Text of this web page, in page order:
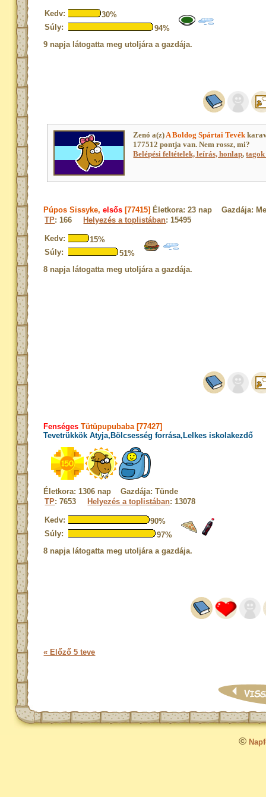
Kedv:
30%
Súly:
94%
9 napja látogatta meg utoljára a gazdája.
Zenó a(z)A Boldog Spártai Tevék
177512 pontja van. Nem rossz, mi?
Belépési feltételek, leírás, honlap,
Púpos Sissyke,elsős [77415] Életkora: 23 nap Gazdája:
TP: 166 Helyezés a toplistában: 15495
Kedv:
15%
Súly:
51%
8 napja látogatta meg utoljára a gazdája.
Fenséges Tütüpupubaba [77427]
Tevetrükkök Atyja,Bölcsesség forrása,Lelkes iskolakezdő
Életkora: 1306 nap Gazdája: Tünde
TP: 7653 Helyezés a toplistában: 13078
Kedv:
90%
Súly:
97%
8 napja látogatta meg utoljára a gazdája.
« Előző 5 teve
©